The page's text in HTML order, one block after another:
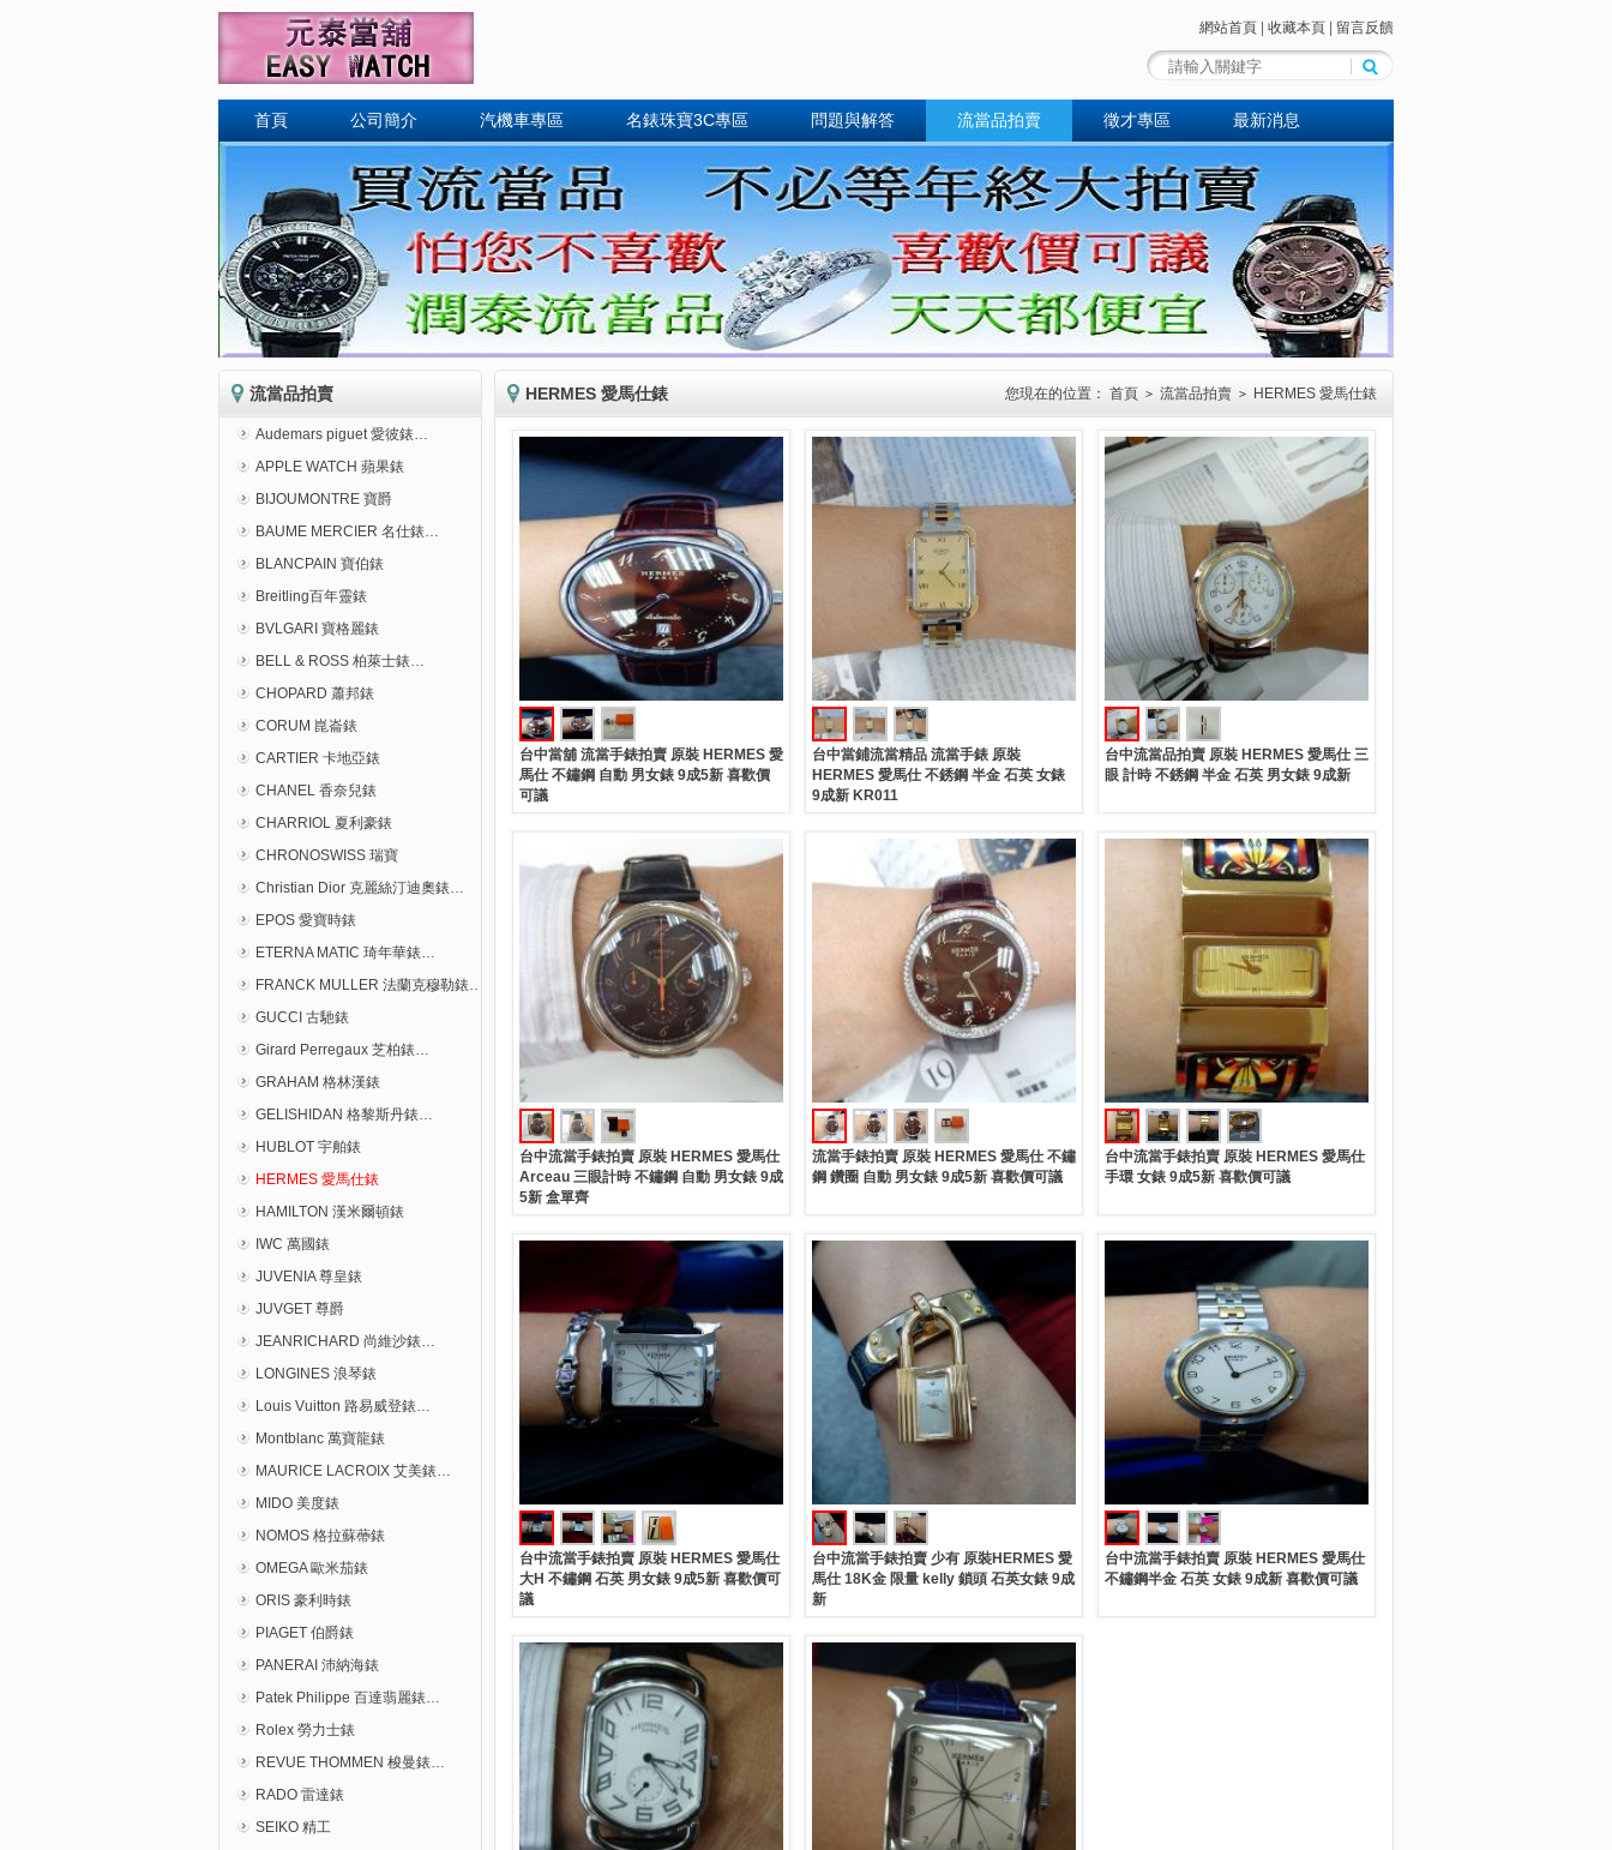
網站首頁 收藏本頁 留言反饋
首頁 公司簡介 汽機車專區 名錶珠寶3C專區 問題與解答 流當品拍賣 徵才專區 最新消息
流當品拍賣
Audemars piguet 愛彼錶…
APPLE WATCH 蘋果錶
BIJOUMONTRE 寶爵
BAUME MERCIER 名仕錶…
BLANCPAIN 寶伯錶
Breitling百年靈錶
BVLGARI 寶格麗錶
BELL & ROSS 柏萊士錶…
CHOPARD 蕭邦錶
CORUM 崑崙錶
CARTIER 卡地亞錶
CHANEL 香奈兒錶
CHARRIOL 夏利豪錶
CHRONOSWISS 瑞寶
Christian Dior 克麗絲汀迪奧錶…
EPOS 愛寶時錶
ETERNA MATIC 琦年華錶…
FRANCK MULLER 法蘭克穆勒錶…
GUCCI 古馳錶
Girard Perregaux 芝柏錶…
GRAHAM 格林漢錶
GELISHIDAN 格黎斯丹錶…
HUBLOT 宇舶錶
HERMES 愛馬仕錶
HAMILTON 漢米爾頓錶
IWC 萬國錶
JUVENIA 尊皇錶
JUVGET 尊爵
JEANRICHARD 尚維沙錶…
LONGINES 浪琴錶
Louis Vuitton 路易威登錶…
Montblanc 萬寶龍錶
MAURICE LACROIX 艾美錶…
MIDO 美度錶
NOMOS 格拉蘇蔕錶
OMEGA 歐米茄錶
ORIS 豪利時錶
PIAGET 伯爵錶
PANERAI 沛納海錶
Patek Philippe 百達翡麗錶…
Rolex 勞力士錶
REVUE THOMMEN 梭曼錶…
RADO 雷達錶
SEIKO 精工
HERMES 愛馬仕錶 您現在的位置： 首頁 > 流當品拍賣 > HERMES 愛馬仕錶
台中當舖 流當手錶拍賣 原裝 HERMES 愛
馬仕 不鏽鋼 自動 男女錶 9成5新 喜歡價
可議
台中當鋪流當精品 流當手錶 原裝
HERMES 愛馬仕 不銹鋼 半金 石英 女錶
9成新 KR011
台中流當品拍賣 原裝 HERMES 愛馬仕 三
眼 計時 不銹鋼 半金 石英 男女錶 9成新
台中流當手錶拍賣 原裝 HERMES 愛馬仕
Arceau 三眼計時 不鏽鋼 自動 男女錶 9成
5新 盒單齊
流當手錶拍賣 原裝 HERMES 愛馬仕 不鏽
鋼 鑽圈 自動 男女錶 9成5新 喜歡價可議
台中流當手錶拍賣 原裝 HERMES 愛馬仕
手環 女錶 9成5新 喜歡價可議
台中流當手錶拍賣 原裝 HERMES 愛馬仕
大H 不鏽鋼 石英 男女錶 9成5新 喜歡價可
議
台中流當手錶拍賣 少有 原裝HERMES 愛
馬仕 18K金 限量 kelly 鎖頭 石英女錶 9成
新
台中流當手錶拍賣 原裝 HERMES 愛馬仕
不鏽鋼半金 石英 女錶 9成新 喜歡價可議